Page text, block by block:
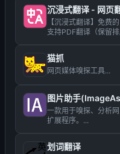
沉浸式翻译 - 网页
【沉浸式翻译】免费
支持PDF翻译（保留
猫抓
网页媒体嗅探工具...
图片助手
一款用于嗅探、分析
扩展程序。...
划词翻译